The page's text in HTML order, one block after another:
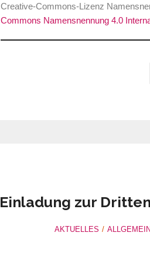
Creative-Commons-Lizenz
Commons Namensnennung 4.0
Einladung zur
AKTUELLES ALLGEMEIN